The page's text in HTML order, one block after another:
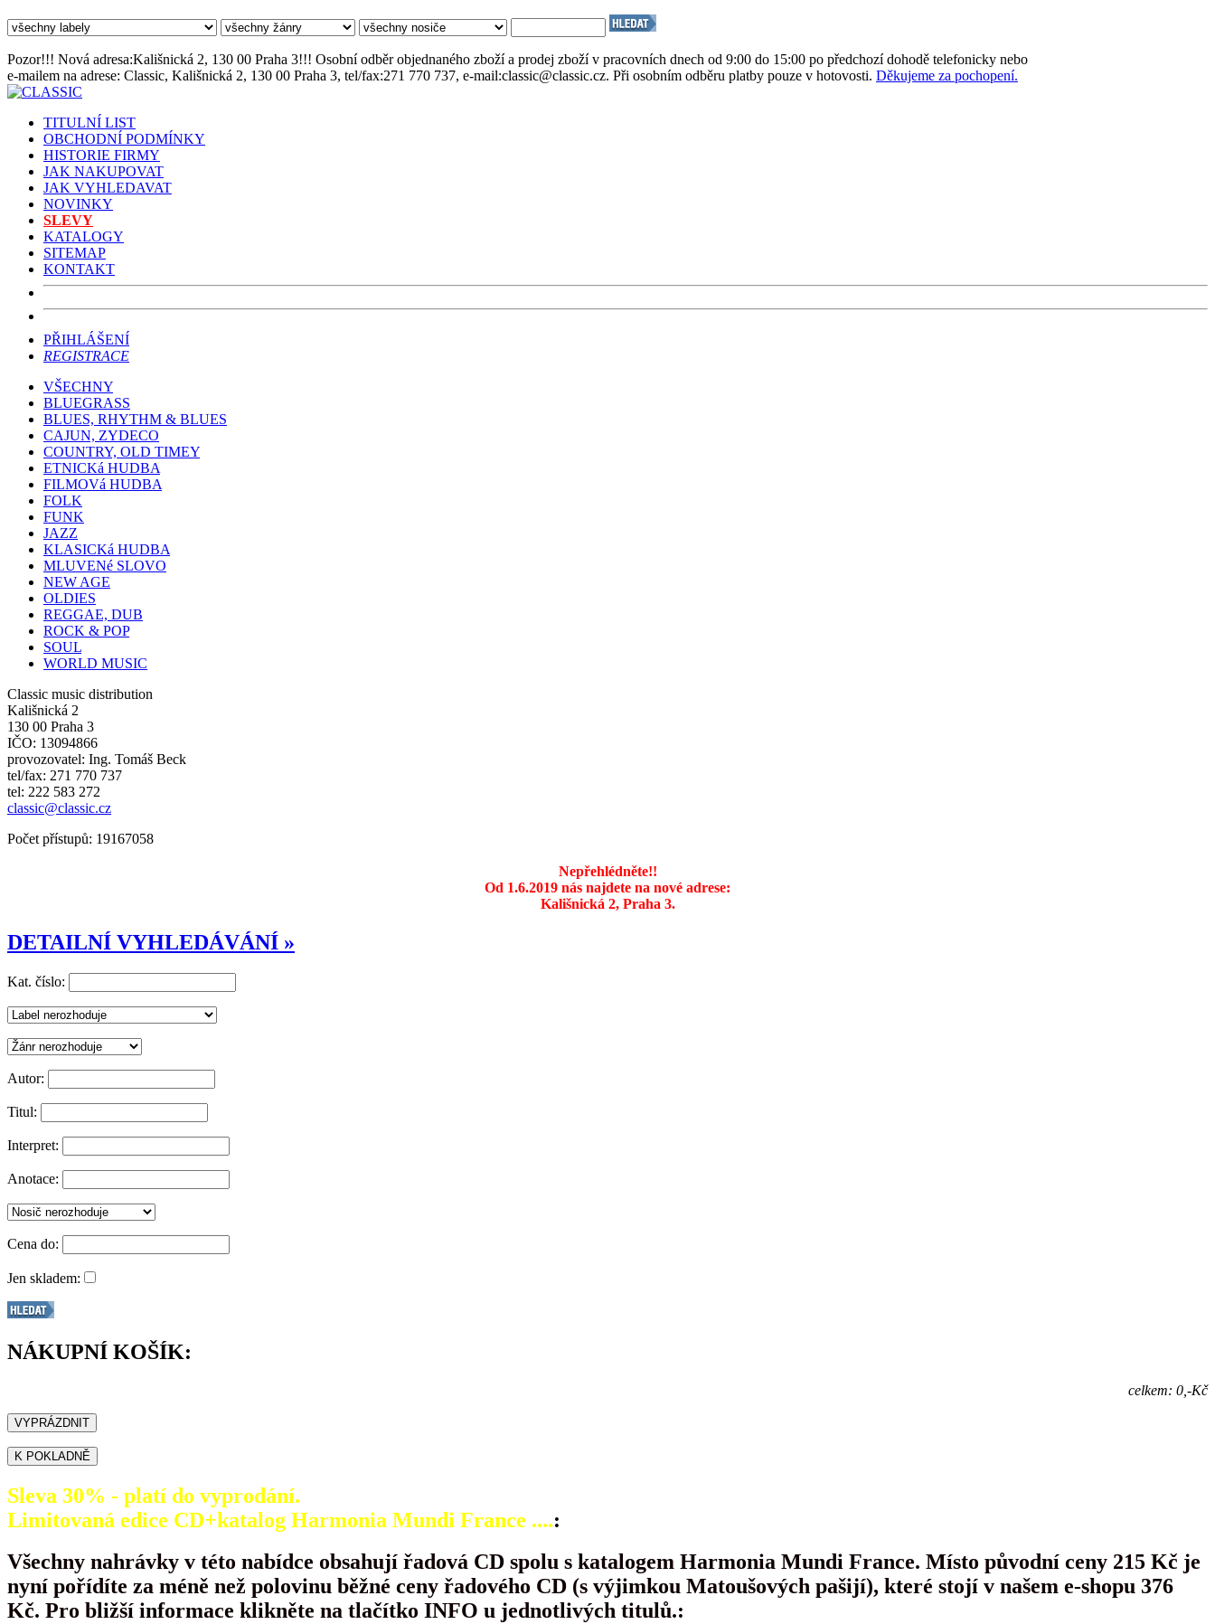
Pozor!!! Nová adresa:Kališnická 2, 130 00 Praha 3!!! Osobní odběr objednaného zboží a prodej zboží v pracovních dnech od 9:00 do 15:00 po předchozí dohodě telefonicky nebo
e-mailem na adrese: Classic, Kališnická 2, 130 00 Praha 3, tel/fax:271 770 737, e-mail:classic@classic.cz. Při osobním odběru platby pouze v hotovosti. Děkujeme za pochopení.
TITULNÍ LIST
OBCHODNÍ PODMÍNKY
HISTORIE FIRMY
JAK NAKUPOVAT
JAK VYHLEDAVAT
NOVINKY
SLEVY
KATALOGY
SITEMAP
KONTAKT
PŘIHLÁŠENÍ
REGISTRACE
VŠECHNY
BLUEGRASS
BLUES, RHYTHM & BLUES
CAJUN, ZYDECO
COUNTRY, OLD TIMEY
ETNICKá HUDBA
FILMOVá HUDBA
FOLK
FUNK
JAZZ
KLASICKá HUDBA
MLUVENé SLOVO
NEW AGE
OLDIES
REGGAE, DUB
ROCK & POP
SOUL
WORLD MUSIC
Classic music distribution
Kališnická 2
130 00 Praha 3
IČO: 13094866
provozovatel: Ing. Tomáš Beck
tel/fax: 271 770 737
tel: 222 583 272
classic@classic.cz
Počet přístupů: 19167058
Nepřehlédněte!!
Od 1.6.2019 nás najdete na nové adrese:
Kališnická 2, Praha 3.
DETAILNÍ VYHLEDÁVÁNÍ »
Kat. číslo:
Autor:
Titul:
Interpret:
Anotace:
Cena do:
Jen skladem:
NÁKUPNÍ KOŠÍK:
celkem: 0,-Kč
Sleva 30% - platí do vyprodání.
Limitovaná edice CD+katalog Harmonia Mundi France ....:
Všechny nahrávky v této nabídce obsahují řadová CD spolu s katalogem Harmonia Mundi France. Místo původní ceny 215 Kč je
nyní pořídíte za méně než polovinu běžné ceny řadového CD (s výjimkou Matoušových pašijí), které stojí v našem e-shopu 376
Kč. Pro bližší informace klikněte na tlačítko INFO u jednotlivých titulů.: